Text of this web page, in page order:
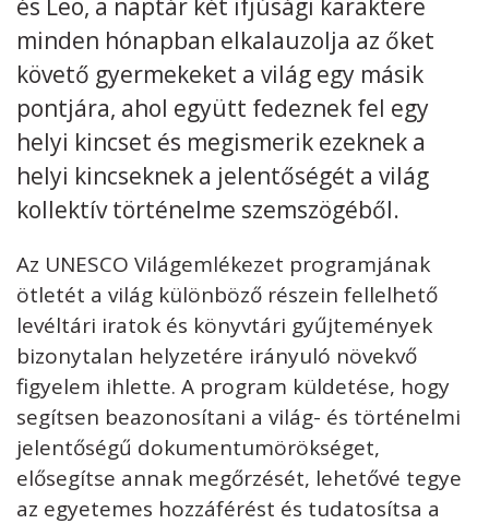
és Leo, a naptár két ifjúsági karaktere
minden hónapban elkalauzolja az őket
követő gyermekeket a világ egy másik
pontjára, ahol együtt fedeznek fel egy
helyi kincset és megismerik ezeknek a
helyi kincseknek a jelentőségét a világ
kollektív történelme szemszögéből.
Az UNESCO Világemlékezet programjának
ötletét a világ különböző részein fellelhető
levéltári iratok és könyvtári gyűjtemények
bizonytalan helyzetére irányuló növekvő
figyelem ihlette. A program küldetése, hogy
segítsen beazonosítani a világ- és történelmi
jelentőségű dokumentumörökséget,
elősegítse annak megőrzését, lehetővé tegye
az egyetemes hozzáférést és tudatosítsa a